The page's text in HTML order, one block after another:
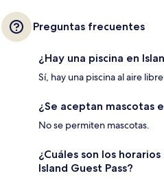
Preguntas frecuentes
¿Hay una piscina en
Sí, hay una piscina al aire
¿Se aceptan mascotas
No se permiten mascotas.
¿Cuáles son los
Island Guest Pass?